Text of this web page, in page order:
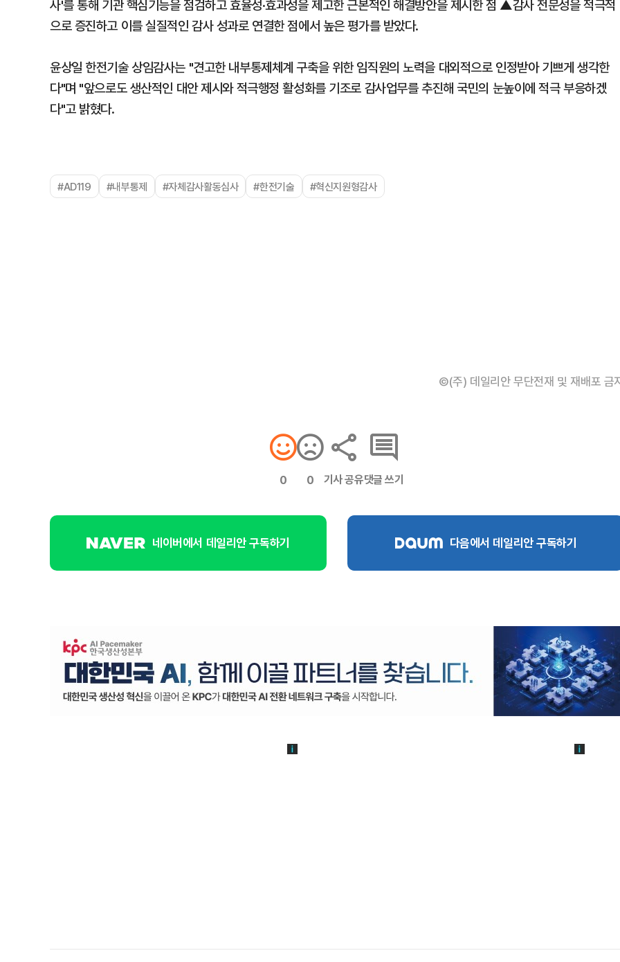
사'를 통해 기관 핵심기능을 점검하고 효율성·효과성을 제고한 근본적인 해결방안을 제시한 점 ▲감사 전문성을 적극적
으로 증진하고 이를 실질적인 감사 성과로 연결한 점에서 높은 평가를 받았다.
윤상일 한전기술 상임감사는 "견고한 내부통제체계 구축을 위한 임직원의 노력을 대외적으로 인정받아 기쁘게 생각한
다"며 "앞으로도 생산적인 대안 제시와 적극행정 활성화를 기조로 감사업무를 추진해 국민의 눈높이에 적극 부응하겠
다"고 밝혔다.
#AD119 #내부통제 #자체감사활동심사 #한전기술 #혁신지원형감사
©(주) 데일리안 무단전재 및 재배포 금
0 0 기사 공유댓글 쓰기
네이버에서 데일리안 구독하기 다음에서 데일리안 구독하기